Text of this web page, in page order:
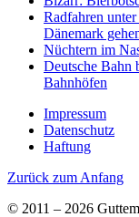
Radfahren
Dänemark
Nüchtern im
Deutsche Bahn
Bahnhöfen
Impressum
Datenschutz
Haftung
Zurück zum Anfang
© 2011 – 2026